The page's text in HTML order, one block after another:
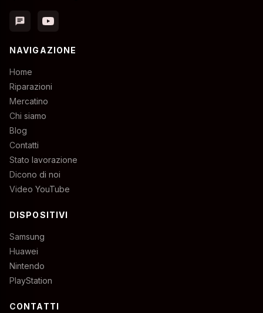
chat
NAVIGAZIONE
Home
Riparazioni
Mercatino
Chi siamo
Blog
Contatti
Stato lavorazione
Dicono di noi
Video YouTube
DISPOSITIVI
Samsung
Huawei
Nintendo
PlayStation
CONTATTI